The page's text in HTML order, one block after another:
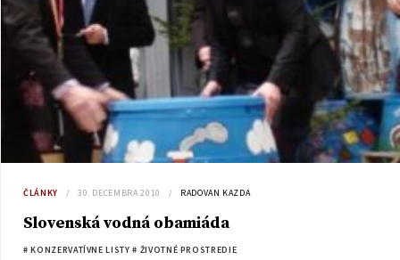
ČLÁNKY 30. DECEMBRA 2010 RADOVAN KAZDA
Slovenská vodná obamiáda
# KONZERVATÍVNE LISTY # ŽIVOTNÉ PROSTREDIE